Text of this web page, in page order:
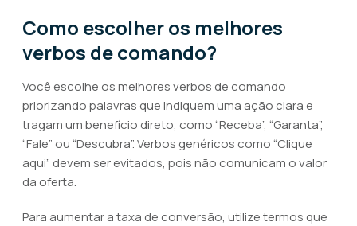
Como escolher os melhores
verbos de comando?
Você escolhe os melhores verbos de comando
priorizando palavras que indiquem uma ação clara e
tragam um benefício direto, como “Receba”, “Garanta”,
“Fale” ou “Descubra”. Verbos genéricos como “Clique
aqui” devem ser evitados, pois não comunicam o valor
da oferta.
Para aumentar a taxa de conversão, utilize termos que